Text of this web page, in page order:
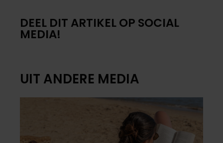
DEEL DIT ARTIKEL OP SOCIAL
MEDIA!
UIT ANDERE MEDIA